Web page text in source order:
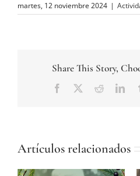
martes, 12 noviembre 2024 |
Share This Story,
Facebook
TwitterReddit
Artículos relacionados